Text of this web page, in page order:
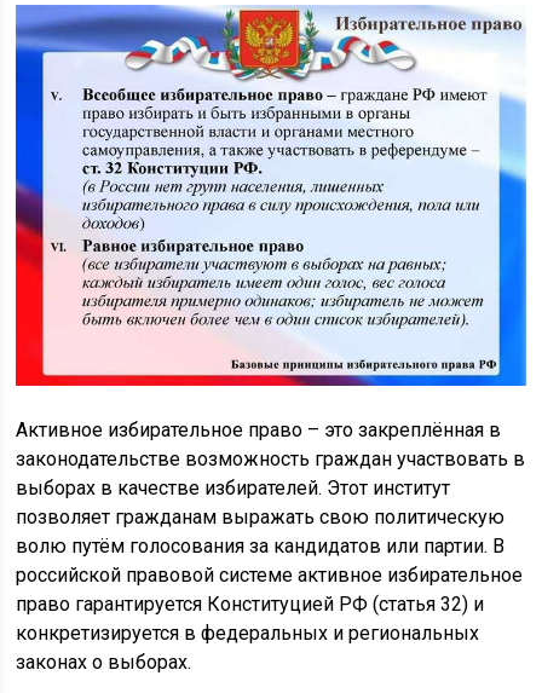
Активное избирательное право – это закреплённая в
законодательстве возможность граждан участвовать в
выборах в качестве избирателей. Этот институт
позволяет гражданам выражать свою политическую
волю путём голосования за кандидатов или партии. В
российской правовой системе активное избирательное
право гарантируется Конституцией РФ (статья 32) и
конкретизируется в федеральных и региональных
законах о выборах.